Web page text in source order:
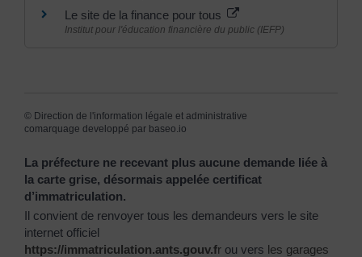
Le site de la finance pour tous
Institut pour l'éducation financière du public (IEFP)
© Direction de l'information légale et administrative
comarquage developpé par baseo.io
La préfecture ne recevant plus aucune demande liée à
la carte grise, désormais appelée certificat
d’immatriculation.
Il convient de renvoyer tous les demandeurs vers le site
internet officiel
https://immatriculation.ants.gouv.fr ou vers les garages